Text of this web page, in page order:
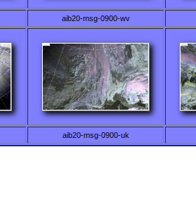
aib20-msg-0900-wv
aib20-msg-0900-uk